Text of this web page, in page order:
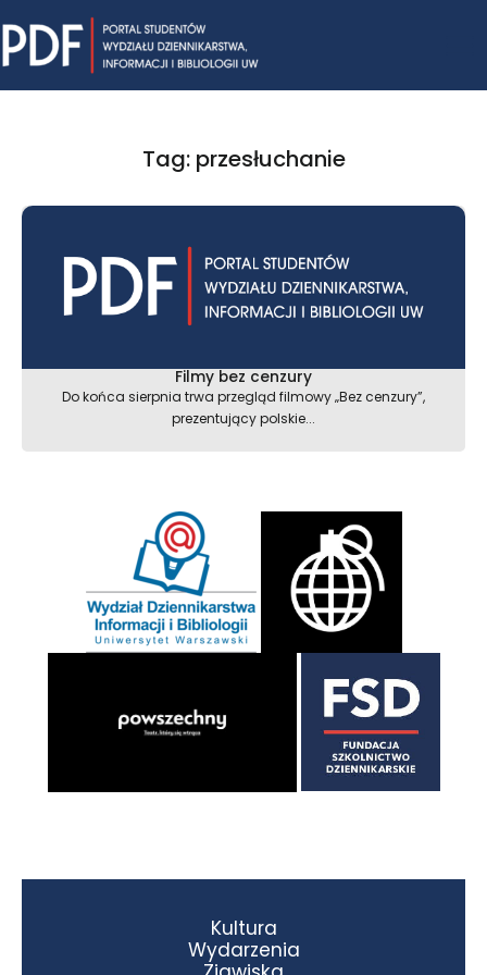
to
content
Tag: przesłuchanie
Filmy bez cenzury
Do końca sierpnia trwa przegląd filmowy „Bez cenzury”,
prezentujący polskie...
Kultura
Wydarzenia